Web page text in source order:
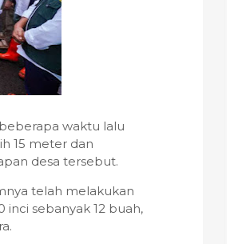
waktu lalu
15 meter dan
desa tersebut.
telah melakukan
sebanyak 12 buah,